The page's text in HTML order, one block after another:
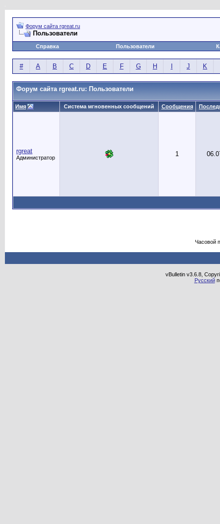
Форум сайта rgreat.ru
Пользователи
Справка Пользователи
# A B C D E F G H J K
Форум сайта rgreat.ru: Пользователи
Имя Система мгновенных сообщений Сообщения
rgreat
Администратор 1
Часовой
vBulletin v3.6.8,
Русский